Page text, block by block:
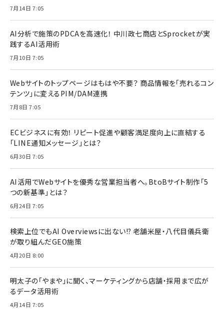
7月14日 7:05
AI分析で施策のPDCAを高速化！ 中川政七商店とSprocketが実
践するAI活用術
7月10日 7:05
Webサイトのトップページはもはや不要？ 商品情報を「売れるコン
テンツ」に変えるPIM/DAM連携
7月8日 7:05
ECビジネスに有効！ リピート促進や顧客満足度向上に直結する
「LINE通知メッセージ」とは？
6月30日 7:05
AI活用でWebサイトを優秀な営業担当者へ。BtoBサイト制作「5
つの新基準」とは？
6月24日 7:05
検索上位でもAI Overviewsに出ない!? 老舗米屋・八代目儀兵衛
が取り組んだGEO施策
4月20日 8:00
明太子の「やまや」に聞く、マーケティングから店舗・採用まで広が
るデータ活用術
4月14日 7:05